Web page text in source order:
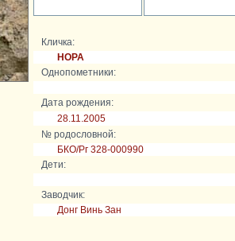
Кличка:
НОРА
Однопометники:
Дата рождения:
28.11.2005
№ родословной:
БКО/Рг 328-000990
Дети:
Заводчик:
Донг Винь Зан